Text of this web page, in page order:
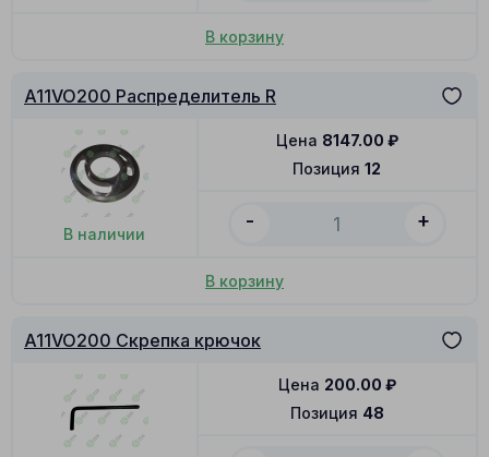
В корзину
A11VO200 Распределитель R
В наличии
Позиция 12
Цена 8147.00 ₽
- +
В корзину
A11VO200 Скрепка крючок
Позиция 48
Цена 200.00 ₽